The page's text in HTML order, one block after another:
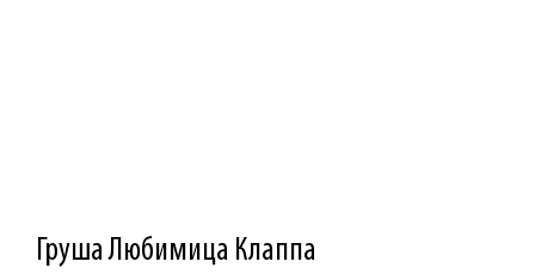
Груша Любимица Клаппа